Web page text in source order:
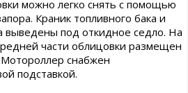
можно легко снять с помощью
Краник топливного бака и
выведены под откидное седло. На
части облицовки размещен
снабжен
подставкой.